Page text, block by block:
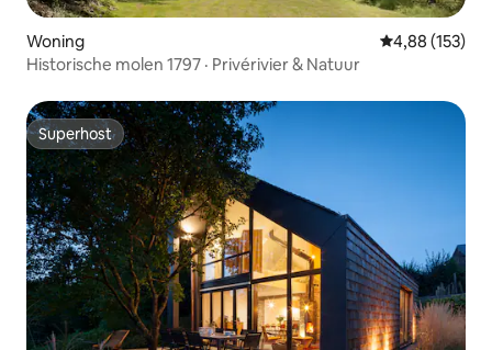
Woning Gemiddelde
4,88 (153)
Historische molen 1797 · Privérivier & Natuur
Superhost
Superhost